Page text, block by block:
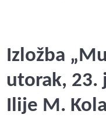
Izložba
utorak, 23.
Ilije M.